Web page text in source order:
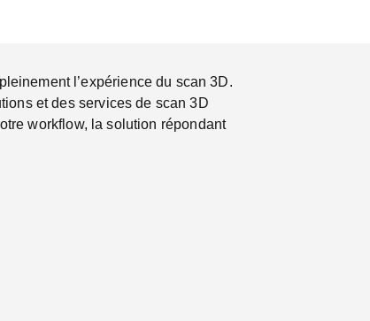
l’expérience du scan 3D.
et des services de scan 3D
workflow, la solution répondant